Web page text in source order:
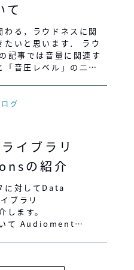
て
る，ラウドネスに関
たいと思います． ラウ
記事では音量に関連す
「音圧レベル」の二…
グ
イブラリ
の紹介
に対してData
ブラリ
ます。
て Audioment…